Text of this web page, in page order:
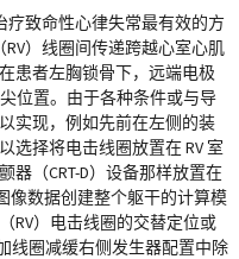
疗致命性心律失常最有效的方
）线圈间传递跨越心室心肌
患者左胸锁骨下，远端电极
位置。由于各种条件或与导
实现，例如先前在左侧的装
选择将电击线圈放置在 RV 室
器（CRT-D）设备那样放置在
像数据创建整个躯干的计算模
RV）电击线圈的交替定位或
线圈减缓右侧发生器配置中除